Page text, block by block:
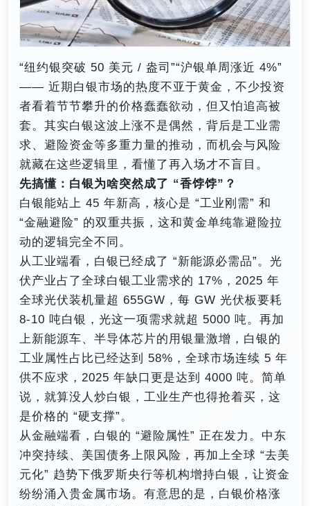
“纽约银突破 50 美元 / 盎司”“沪银单周涨近 4%”
—— 近期白银市场的热度不亚于黄金，不少投资
者看着节节攀升的价格蠢蠢欲动，但又怕追高被
套。其实白银这波上涨不是偶然，背后是工业需
求、避险资金等多重力量的推动，而机会与风险
就藏在这些逻辑里，看懂了再入场才不盲目。
先搞懂：白银为啥突然成了 “香饽饽”？
白银能站上 45 年新高，核心是 “工业刚需” 和
“金融避险” 的双重共振，这和黄金单纯靠避险拉
动的逻辑完全不同。
从工业端看，白银已经成了 “新能源必需品”。光
伏产业占了全球白银工业需求的 17%，2025 年
全球光伏装机量超 655GW，每 GW 光伏板要耗
8-10 吨白银，光这一项需求就超 5000 吨。再加
上新能源车、半导体芯片的用银量激增，白银的
工业属性占比已经达到 58%，全球市场连续 5 年
供不应求，2025 年缺口更是达到 4000 吨。简单
说，就算没人炒白银，工业生产也得抢着买，这
是价格的 “硬支撑”。
从金融端看，白银的 “避险属性” 正在发力。中东
冲突持续、美国债务上限风险，再加上全球 “去美
元化” 趋势下俄罗斯央行等机构增持白银，让资金
纷纷涌入贵金属市场。有意思的是，白银价格涨